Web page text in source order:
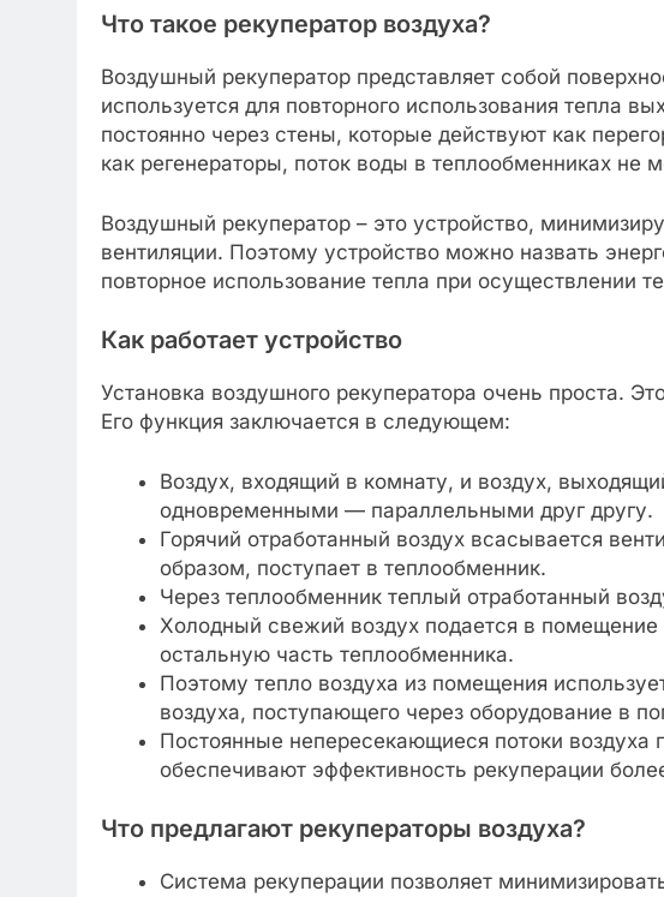
Что такое рекуператор воздуха?
Воздушный рекуператор представляет собой
используется для повторного использования тепла
постоянно через стены, которые действуют как
как регенераторы, поток воды в теплообменниках не
Воздушный рекуператор – это устройство,
вентиляции. Поэтому устройство можно назвать
повторное использование тепла при осуществлении
Как работает устройство
Установка воздушного рекуператора очень проста.
Его функция заключается в следующем:
Воздух, входящий в комнату, и воздух,
одновременными — параллельными друг другу.
Горячий отработанный воздух всасывается
образом, поступает в теплообменник.
Через теплообменник теплый отработанный
Холодный свежий воздух подается в
остальную часть теплообменника.
Поэтому тепло воздуха из помещения
воздуха, поступающего через оборудование в
Постоянные непересекающиеся потоки воздуха
обеспечивают эффективность рекуперации
Что предлагают рекуператоры воздуха?
Система рекуперации позволяет